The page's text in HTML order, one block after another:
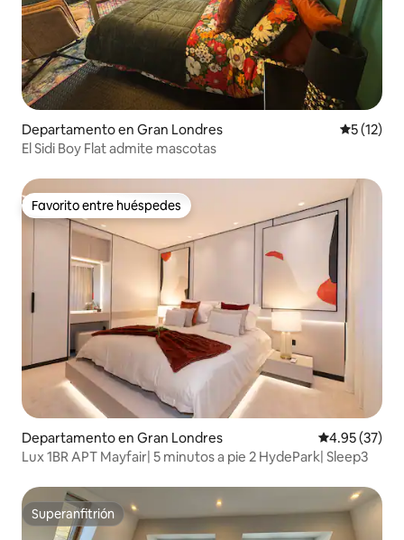
Departamento en Gran Londres
5 (12)
El Sidi Boy Flat admite mascotas
Favorito entre huéspedes
Favorito entre huéspedes
Departamento en Gran Londres Calificación
4.95 (37)
Lux 1BR APT Mayfair| 5 minutos a pie 2 HydePark| Sleep3
Superanfitrión
Superanfitrión